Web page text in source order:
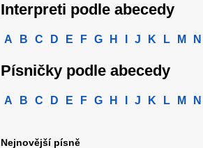
Interpreti podle abecedy
A B C D E F G H J K L M N
Písničky podle abecedy
A B C D E F G H J K L M N
Nejnovější písně